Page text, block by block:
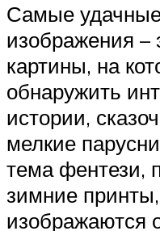
Самые
изображения –
картины, на
обнаружить
истории,
мелкие
тема фентези,
зимние
изображаются